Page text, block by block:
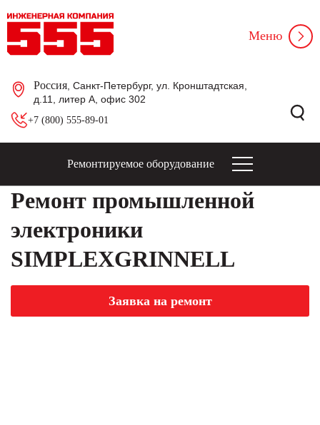
Россия , Санкт-Петербург, ул. Кронштадтская,
д.11, литер А, офис 302
+7 (800) 555-89-01
Меню
Ремонтируемое оборудование
Ремонт промышленной
электроники
SIMPLEXGRINNELL
Заявка на ремонт